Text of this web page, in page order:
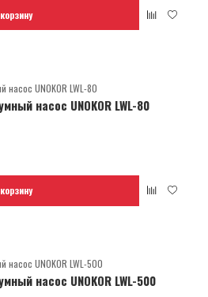
насос UNOKOR LWL-80
насос UNOKOR LWL-500